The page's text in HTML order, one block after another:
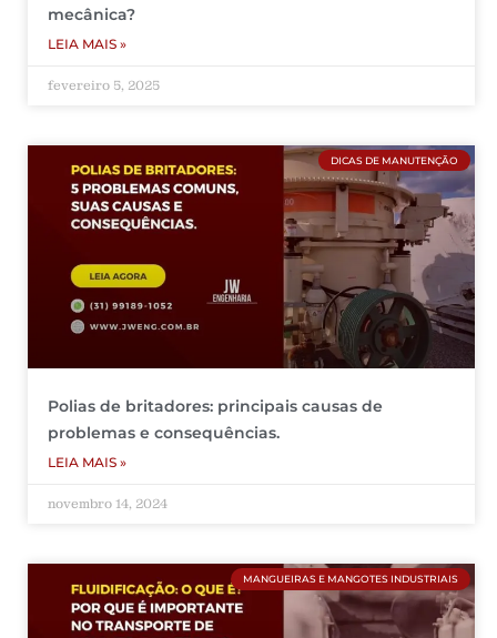
mecânica?
LEIA MAIS »
fevereiro 5, 2025
DICAS DE MANUTENÇÃO
Polias de britadores: principais causas de
problemas e consequências.
LEIA MAIS »
novembro 14, 2024
MANGUEIRAS E MANGOTES INDUSTRIAIS